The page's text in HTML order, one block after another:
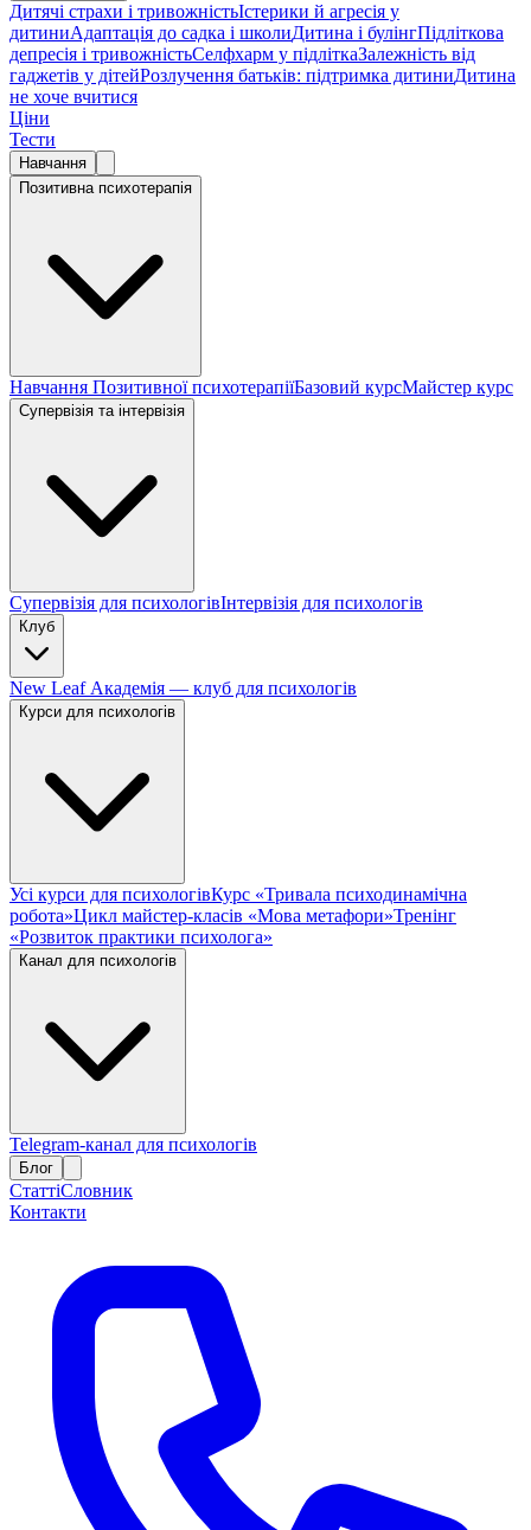
Дитячі страхи і тривожністьІстерики й агресія у
дитиниАдаптація до садка і школиДитина і булінгПідліткова
депресія і тривожністьСелфхарм у підліткаЗалежність від
гаджетів у дітейРозлучення батьків: підтримка дитиниДитина
не хоче вчитися
Ціни
Тести
Навчання
Позитивна психотерапія
Навчання Позитивної психотерапіїБазовий курсМайстер курс
Супервізія та інтервізія
Супервізія для психологівІнтервізія для психологів
Клуб
New Leaf Академія — клуб для психологів
Курси для психологів
Усі курси для психологівКурс «Тривала психодинамічна
робота»Цикл майстер-класів «Мова метафори»Тренінг
«Розвиток практики психолога»
Канал для психологів
Telegram-канал для психологів
Блог
СтаттіСловник
Контакти